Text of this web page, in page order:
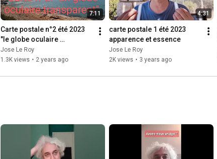
7:11
Carte postale n°2 été 2023
"le globe oculaire
transparent"
Jose Le Roy
1.3K views • 2 years ago
4:31
carte postale 1 été 2023
apparence et essence
Jose Le Roy
2K views • 3 years ago